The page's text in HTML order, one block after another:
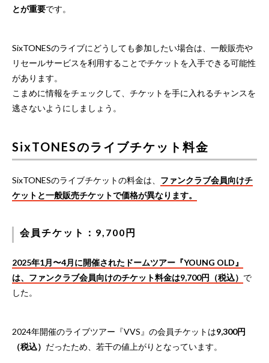
とが重要です。
SixTONESのライブにどうしても参加したい場合は、一般販売や
リセールサービスを利用することでチケットを入手できる可能性
があります。
こまめに情報をチェックして、チケットを手に入れるチャンスを
逃さないようにしましょう。
SixTONESのライブチケット料金
SixTONESのライブチケットの料金は、 ファンクラブ会員向けチ
ケットと一般販売チケットで価格が異なります。
会員チケット：9,700円
2025年1月〜4月に開催されたドームツアー『YOUNG OLD』
は、ファンクラブ会員向けのチケット料金は9,700円（税込） で
した。
2024年開催のライブツアー『VVS』の会員チケットは9,300円
（税込） だったため、若干の値上がりとなっています。